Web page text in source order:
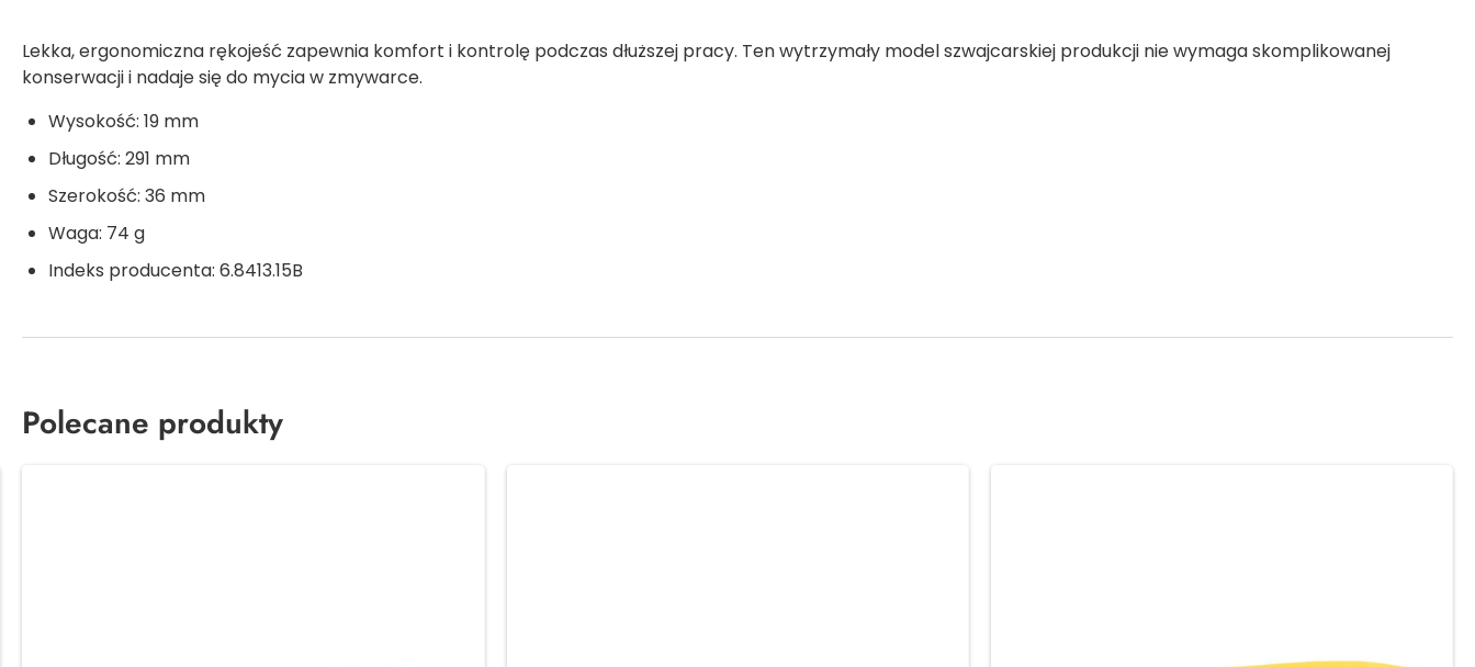
Lekka, ergonomiczna rękojeść zapewnia komfort i kontrolę podczas dłuższej pracy. Ten wytrzymały model szwajcarskiej produkcji nie wymaga skomplikowanej
konserwacji i nadaje się do mycia w zmywarce.
Wysokość: 19 mm
Długość: 291 mm
Szerokość: 36 mm
Waga: 74 g
Indeks producenta: 6.8413.15B
Polecane produkty